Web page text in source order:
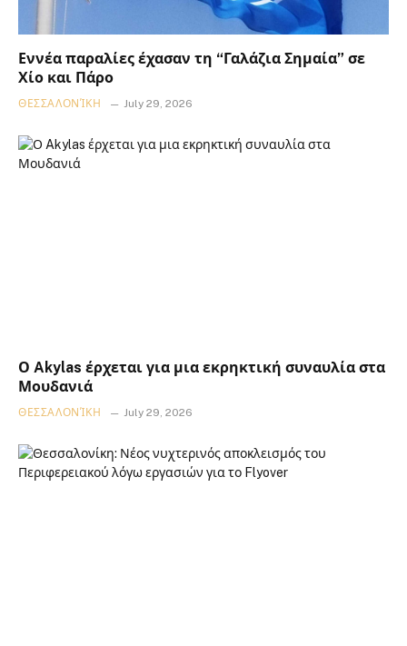
Εννέα παραλίες έχασαν τη “Γαλάζια Σημαία” σε
Χίο και Πάρο
ΘΕΣΣΑΛΟΝΊΚΗ July 29, 2026
Ο Akylas έρχεται για μια εκρηκτική συναυλία στα
Μουδανιά
ΘΕΣΣΑΛΟΝΊΚΗ July 29, 2026